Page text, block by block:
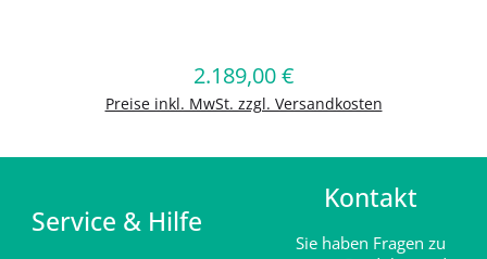
Regulärer Preis:
2.189,00 €
Preise inkl. MwSt. zzgl. Versandkosten
In den Warenkorb
Service & Hilfe
Kontakt
Sie haben Fragen zu